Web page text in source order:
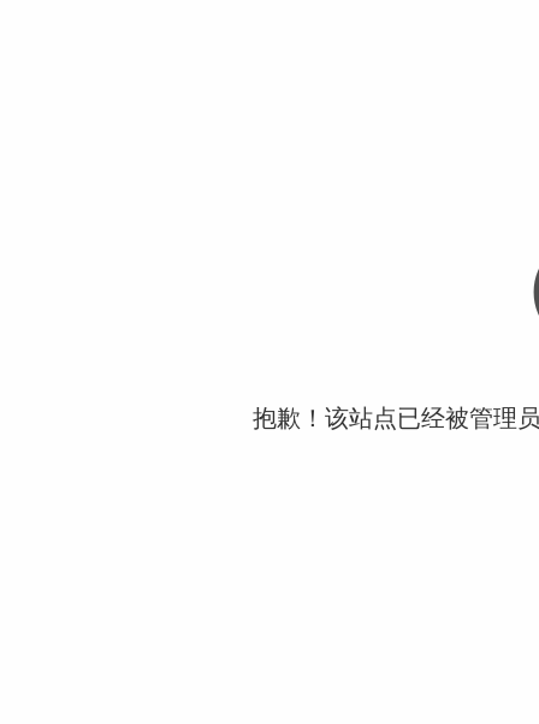
抱歉！该站点已经被管理